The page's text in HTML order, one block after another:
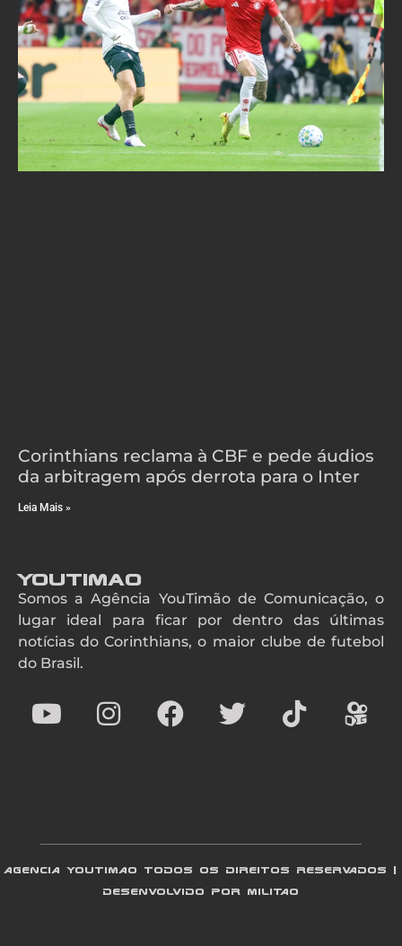
Corinthians reclama à CBF e pede áudios
da arbitragem após derrota para o Inter
Leia Mais »
YouTimao
Somos a Agência YouTimão de Comunicação, o
lugar ideal para ficar por dentro das últimas
notícias do Corinthians, o maior clube de futebol
do Brasil.
AGENCIA YOUTIMAO TODOS OS DIREITOS RESERVADOS |
DESENVOLVIDO POR MILITAO